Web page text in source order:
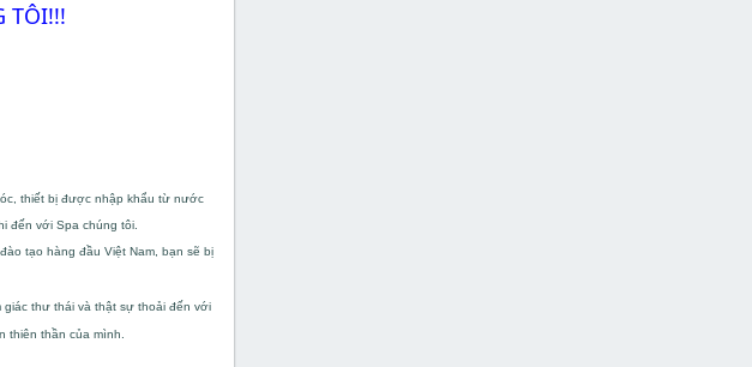
TÔI!!!
thiết bị được nhập khẩu từ nước
đến với Spa chúng tôi.
tạo hàng đầu Việt Nam, bạn sẽ bị
giác thư thái và thật sự thoải đến với
thiên thần của mình.